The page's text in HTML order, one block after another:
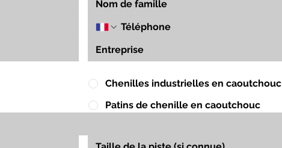
Chenilles industrielles en caoutchouc
Patins de chenille en caoutchouc